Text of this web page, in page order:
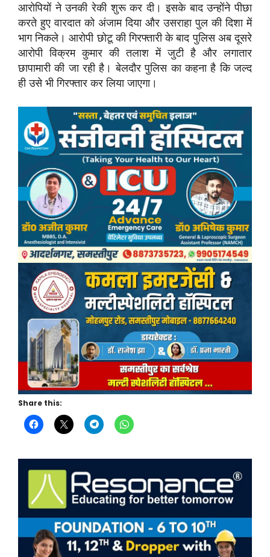
आरोपियों ने उनकी रेकी शुरू कर दी। इसके बाद उन्होंने पीछा
करते हुए वारदात को अंजाम दिया और उसराहा पुल की दिशा में
भाग निकले। आरोपी छोटू की गिरफ्तारी के बाद पुलिस अब दूसरे
आरोपी विक्रम कुमार की तलाश में जुटी है और लगातार
छापामारी की जा रही है। बेलदौर पुलिस का कहना है कि जल्द
ही उसे भी गिरफ्तार कर लिया जाएगा।
Share this: